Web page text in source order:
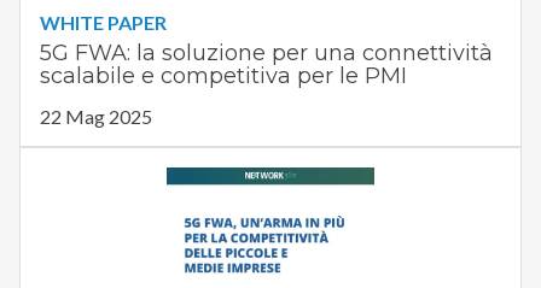
WHITE PAPER
5G FWA: la soluzione per una connettività
scalabile e competitiva per le PMI
22 Mag 2025